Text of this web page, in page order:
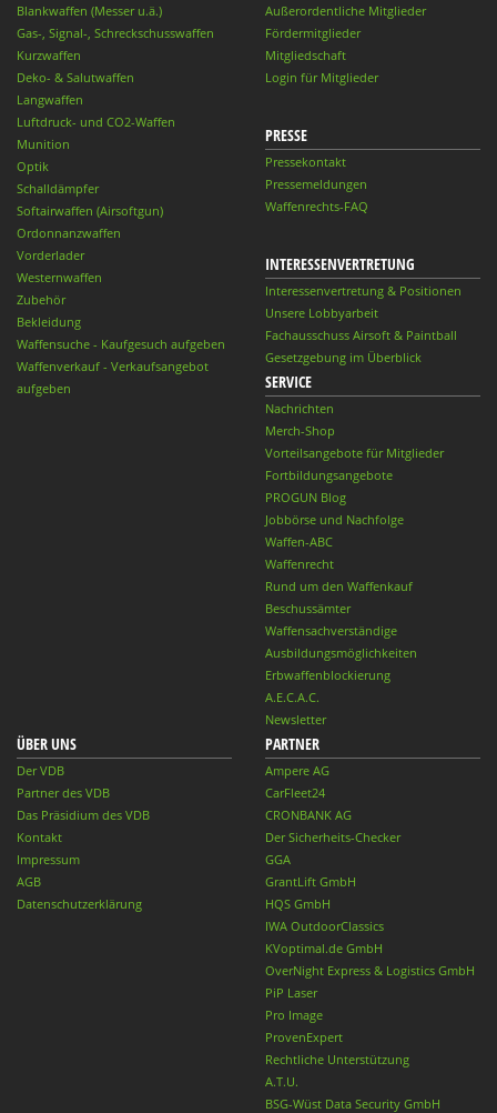
Blankwaffen (Messer u.ä.)
Gas-, Signal-, Schreckschusswaffen
Kurzwaffen
Deko- & Salutwaffen
Langwaffen
Luftdruck- und CO2-Waffen
Munition
Optik
Schalldämpfer
Softairwaffen (Airsoftgun)
Ordonnanzwaffen
Vorderlader
Westernwaffen
Zubehör
Bekleidung
Waffensuche - Kaufgesuch aufgeben
Waffenverkauf - Verkaufsangebot
aufgeben
Außerordentliche Mitglieder
Fördermitglieder
Mitgliedschaft
Login für Mitglieder
PRESSE
Pressekontakt
Pressemeldungen
Waffenrechts-FAQ
INTERESSENVERTRETUNG
Interessenvertretung & Positionen
Unsere Lobbyarbeit
Fachausschuss Airsoft & Paintball
Gesetzgebung im Überblick
SERVICE
Nachrichten
Merch-Shop
Vorteilsangebote für Mitglieder
Fortbildungsangebote
PROGUN Blog
Jobbörse und Nachfolge
Waffen-ABC
Waffenrecht
Rund um den Waffenkauf
Beschussämter
Waffensachverständige
Ausbildungsmöglichkeiten
Erbwaffenblockierung
A.E.C.A.C.
Newsletter
ÜBER UNS
Der VDB
Partner des VDB
Das Präsidium des VDB
Kontakt
Impressum
AGB
Datenschutzerklärung
PARTNER
Ampere AG
CarFleet24
CRONBANK AG
Der Sicherheits-Checker
GGA
GrantLift GmbH
HQS GmbH
IWA OutdoorClassics
KVoptimal.de GmbH
OverNight Express & Logistics GmbH
PiP Laser
Pro Image
ProvenExpert
Rechtliche Unterstützung
A.T.U.
BSG-Wüst Data Security GmbH